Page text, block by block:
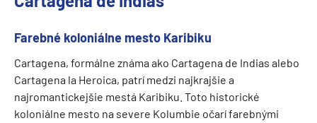
Farebné koloniálne mesto Karibiku
Cartagena, formálne známa ako Cartagena de Indias alebo
Cartagena la Heroica, patrí medzi najkrajšie a
najromantickejšie mestá Karibiku. Toto historické
koloniálne mesto na severe Kolumbie očarí farebnými